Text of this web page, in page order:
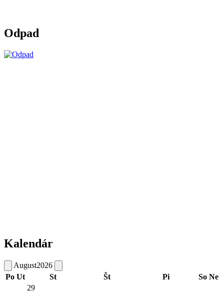
Odpad
Kalendár
August2026
Po Ut St Št Pi So Ne
29